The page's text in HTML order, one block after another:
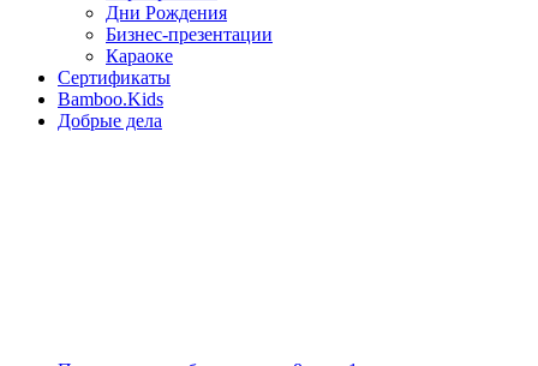
Дни Рождения
Бизнес-презентации
Караоке
Сертификаты
Bamboo.Kids
Добрые дела